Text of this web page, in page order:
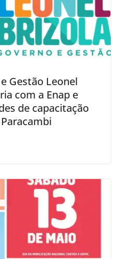
Gestão Leonel
com a Enap e
de capacitação